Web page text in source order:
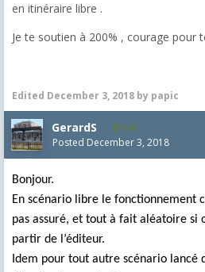
en itinéraire libre .
Je te soutien à 200% , courage pour
Edited December 3, 2018 by papic
GerardS 548
Posted December 3, 2018
Bonjour.
En scénario libre le fonctionnement
pas assuré, et tout à fait aléatoire si
partir de l’éditeur.
Idem pour tout autre scénario lancé